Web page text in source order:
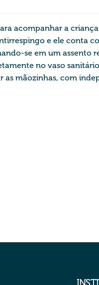
acompanhar a
e ele conta
se em um assento
no vaso
as mãozinhas, com